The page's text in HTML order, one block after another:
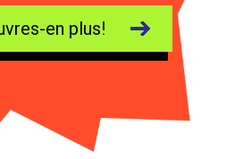
en plus!